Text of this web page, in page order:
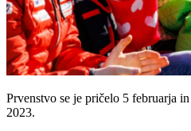
Prvenstvo se je pričelo 5 februarja
2023.